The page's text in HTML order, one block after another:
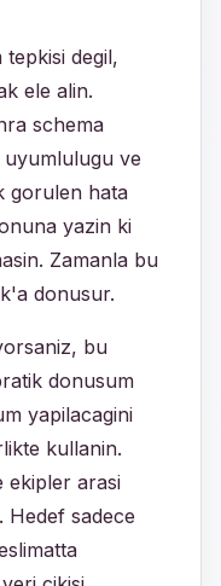
degil,
ele alin.
schema
ve
gorulen hata
yazin ki
Zamanla bu
donusur.
bu
donusum
yapilacagini
kullanin.
ekipler arasi
Hedef sadece